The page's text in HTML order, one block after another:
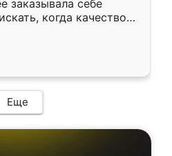
заказывала себе
когда качеством
кухня уже почти
нет.
Еще